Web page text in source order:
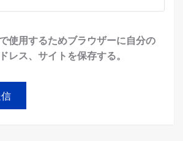
使用するためブラウザーに自分の
レス、サイトを保存する。